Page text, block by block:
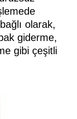
olarak,
giderme,
gibi çeşitli